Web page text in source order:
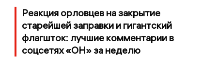
Реакция орловцев на закрытие
старейшей заправки и гигантский
флагшток: лучшие комментарии в
соцсетях «ОН» за неделю